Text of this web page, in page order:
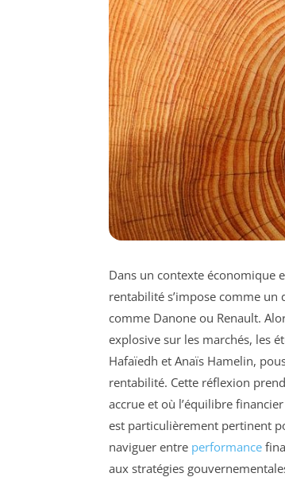
Dans un contexte économique
rentabilité s’impose comme
comme Danone ou Renault.
explosive sur les marchés, les
Hafaïedh et Anaïs Hamelin,
rentabilité. Cette réflexion
accrue et où l’équilibre
est particulièrement pertinent
naviguer entre performance
aux stratégies